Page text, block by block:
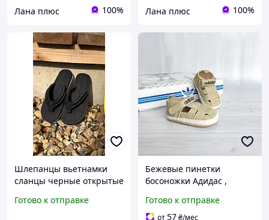
Лана плюс 100% Лана плюс 100%
Шлепанцы вьетнамки
сланцы черные открытые
унисекс сандалии
Готово к отправке
Бежевые пинетки
босоножки Адидас ,
новорожденных ALL1225
Детская одежда 1093
Готово к отправке
от57₴/мес